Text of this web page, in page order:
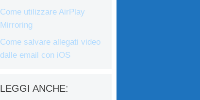
Come utilizzare AirPlay
Mirroring
Come salvare allegati video
dalle email con iOS
LEGGI ANCHE: